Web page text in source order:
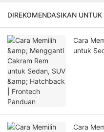
DIREKOMENDASIKAN UNTUK
Cara
untuk
Cara